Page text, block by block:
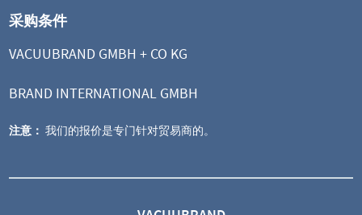
采购条件
VACUUBRAND GMBH + CO KG
BRAND INTERNATIONAL GMBH
注意： 我们的报价是专门针对贸易商的。